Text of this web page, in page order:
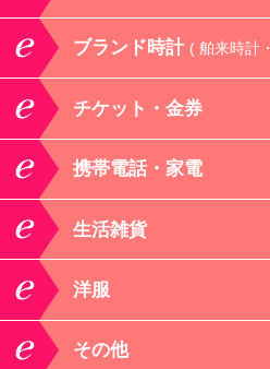
ブランド時計 ( 舶来時計
チケット・金券
携帯電話・家電
生活雑貨
洋服
その他